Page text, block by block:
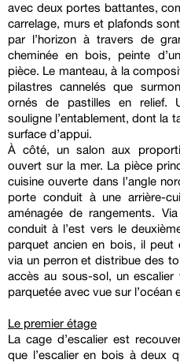
avec deux portes battantes,
carrelage, murs et plafonds
par l’horizon à travers de
cheminée en bois, peinte
pièce. Le manteau, à la
pilastres cannelés que
ornés de pastilles en relief.
souligne l’entablement, dont la
surface d’appui.
À côté, un salon aux
ouvert sur la mer. La pièce
cuisine ouverte dans l’angle
porte conduit à une arrière-
aménagée de rangements.
conduit à l’est vers le
parquet ancien en bois, il peut
via un perron et distribue des
accès au sous-sol, un escalier
parquetée avec vue sur l’océan
Le premier étage
La cage d’escalier est
que l’escalier en bois à deux